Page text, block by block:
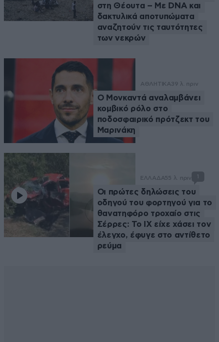
στη Θέουτα – Με DNA και
δακτυλικά αποτυπώματα
αναζητούν τις ταυτότητες
των νεκρών
ΑΘΛΗΤΙΚΑ39 λ. πριν
Ο Μονκαντά αναλαμβάνει
κομβικό ρόλο στο
ποδοσφαιρικό πρότζεκτ του
Μαρινάκη
ΕΛΛΑΔΑ55 λ. πριν 1
Οι πρώτες δηλώσεις του
οδηγού του φορτηγού για το
θανατηφόρο τροχαίο στις
Σέρρες: Το ΙΧ είχε χάσει τον
έλεγχο, έφυγε στο αντίθετο
ρεύμα